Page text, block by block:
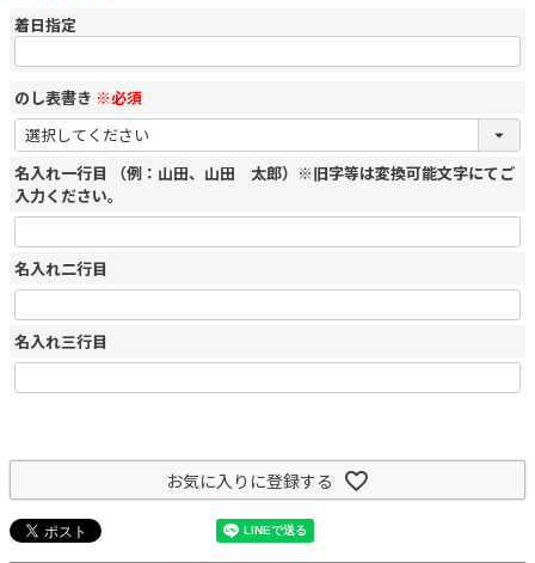
着日指定
のし表書き ※必須
名入れ一行目 （例：山田、山田 太郎）※旧字等は変換可能文字にてご
入力ください。
名入れ二行目
名入れ三行目
お気に入りに登録する